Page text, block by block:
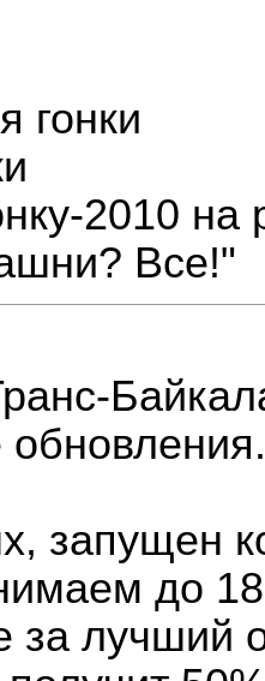
гонки
2010 на
Все!"
запущен
до
за лучший